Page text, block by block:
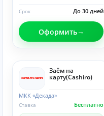
До 30 дней
Срок
Оформить
Заём на
карту(Cashiro)
МКК «Декада»
Бесплатно
Ставка